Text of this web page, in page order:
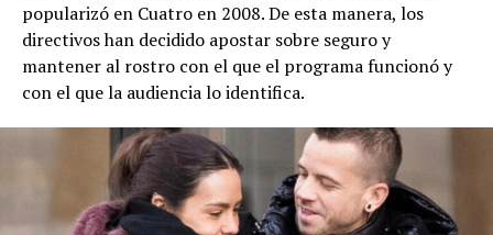
popularizó en Cuatro en 2008. De esta manera, los
directivos han decidido apostar sobre seguro y
mantener al rostro con el que el programa funcionó y
con el que la audiencia lo identifica.